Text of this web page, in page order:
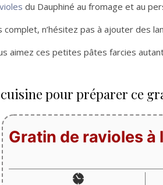
du Dauphiné au fromage et au
complet, n’hésitez pas à ajouter des
aimez ces petites pâtes farcies
cuisine pour préparer ce
Gratin de ravioles